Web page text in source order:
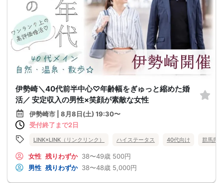
伊勢崎＼40代前半中心♡年齢幅をぎゅっと縮めた婚
活／ 安定収入の男性×笑顔が素敵な女性
伊勢崎市 | 8月8日(土) 19:30〜
受付終了まで2日
LINK×LINK（リンクリンク） ハイステータス 40代向け 群馬県
女性 残りわずか 38〜49歳 500円
男性 残りわずか 38〜48歳 5,000円